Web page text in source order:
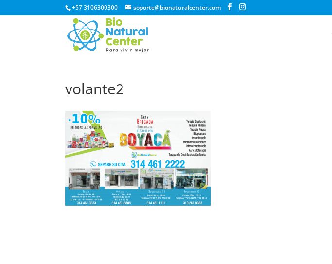
+57 3106300300 soporte@bionaturalcenter.com
volante2